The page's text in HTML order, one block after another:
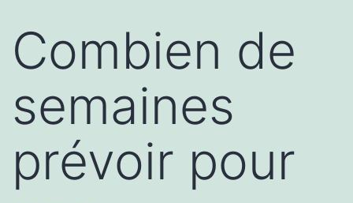
Combien de
semaines
prévoir pour